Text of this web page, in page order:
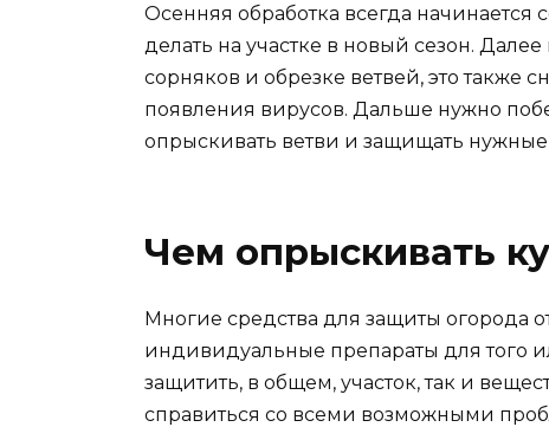
Осенняя обработка всегда начинается
делать на участке в новый сезон.
сорняков и обрезке ветвей, это также
появления вирусов. Дальше нужно
опрыскивать ветви и защищать нужные
Чем опрыскивать
Многие средства для защиты огорода
индивидуальные препараты для того
защитить, в общем, участок, так и
справиться со всеми возможными